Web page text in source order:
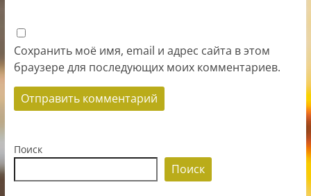
Сохранить моё имя, email и адрес сайта в этом
браузере для последующих моих комментариев.
Поиск
Поиск